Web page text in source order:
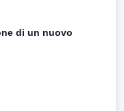
di un nuovo